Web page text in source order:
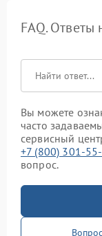
FAQ.
Вы можете
часто
сервисный
+7 (800) 301-
вопрос.